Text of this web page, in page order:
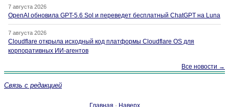
7 августа 2026
OpenAI обновила GPT-5.6 Sol и переведет бесплатный ChatGPT на Luna
7 августа 2026
Cloudflare открыла исходный код платформы Cloudflare OS для
корпоративных ИИ-агентов
Все новости →
Связь с редакцией
Главная · Наверх